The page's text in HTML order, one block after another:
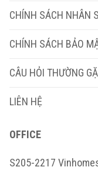
CHÍNH SÁCH NHÂN
CHÍNH SÁCH BẢO
CÂU HỎI THƯỜNG
LIÊN HỆ
OFFICE
S205-2217